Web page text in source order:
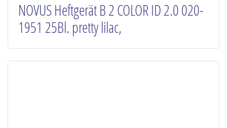
NOVUS Heftgerät B 2 COLOR ID 2.0 020-
1951 25Bl. pretty lilac,